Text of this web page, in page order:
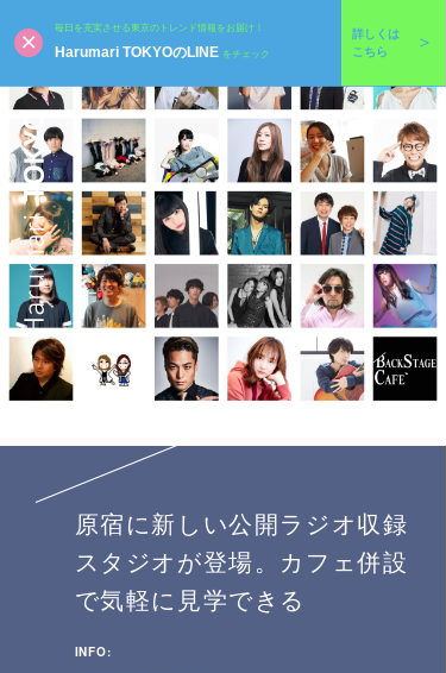
毎日を充実させる東京のトレンド情報をお届け！
Harumari TOKYOのLINE をチェック
詳しくは
こちら
原宿に新しい公開ラジオ収録
スタジオが登場。カフェ併設
で気軽に見学できる
INFO: